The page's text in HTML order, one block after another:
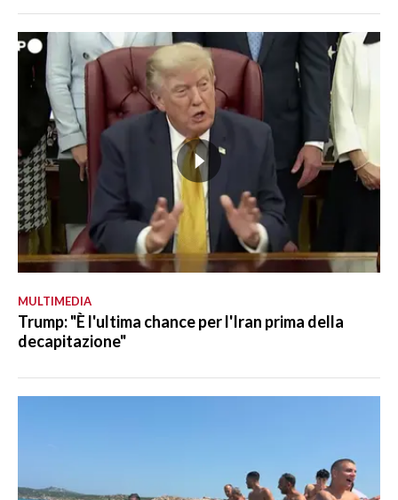
MULTIMEDIA
Trump: "È l'ultima chance per l'Iran prima della
decapitazione"